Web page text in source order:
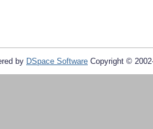
by DSpace Software Copyright ©